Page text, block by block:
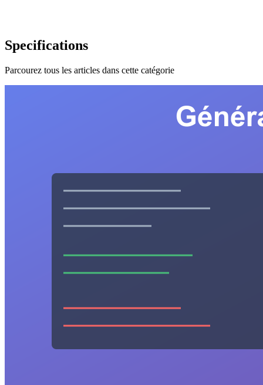
Specifications
Parcourez tous les articles dans cette catégorie